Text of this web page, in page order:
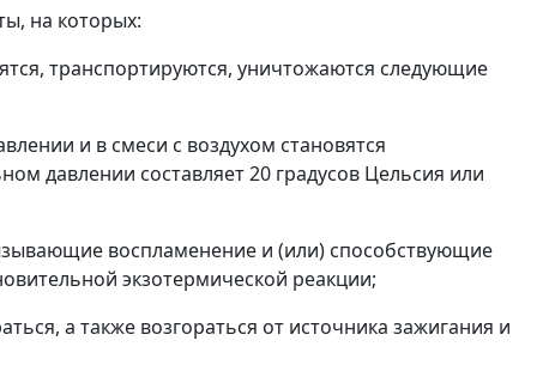
на которых:
транспортируются, уничтожаются следующие
и в смеси с воздухом становятся
давлении составляет 20 градусов Цельсия или
воспламенение и (или) способствующие
экзотермической реакции;
а также возгораться от источника зажигания и